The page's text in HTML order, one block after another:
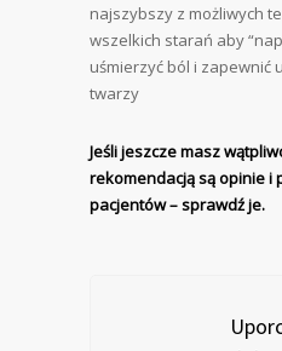
najszybszy z możliwych
wszelkich starań aby
uśmierzyć ból i zapewnić
twarzy
Jeśli jeszcze masz
rekomendacją są opinie i
pacjentów – sprawdź je.